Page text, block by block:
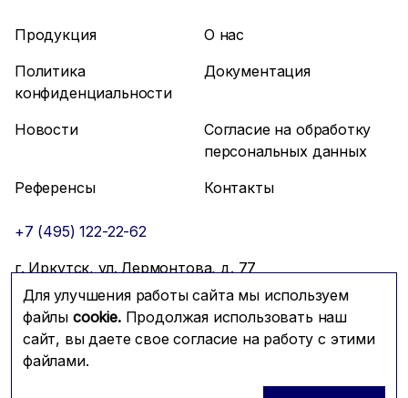
Для улучшения работы сайта мы используем
файлы cookie.Продолжая использовать наш
сайт, вы даете свое согласие на работу с этими
файлами.
Продукция
О нас
Политика
конфиденциальности
Документация
Новости
Согласие на обработку
персональных данных
Референсы
Контакты
+7 (495) 122-22-62
г. Иркутск, ул. Лермонтова, д. 77
info@mfmc.ru
Связаться с нами